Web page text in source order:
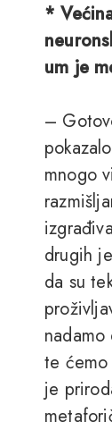
*
um je
–
mnogo
drugih
da su
te ćemo
je